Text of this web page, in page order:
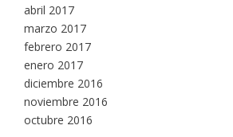
abril 2017
marzo 2017
febrero 2017
enero 2017
diciembre 2016
noviembre 2016
octubre 2016